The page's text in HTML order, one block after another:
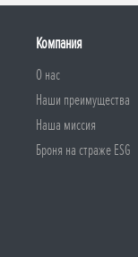
Компания
О нас
Наши преимущества
Наша миссия
Броня на страже ESG